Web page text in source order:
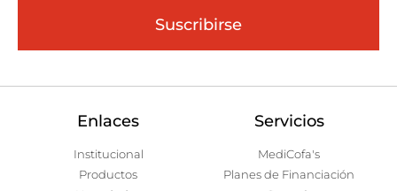
Suscribirse
Enlaces
Institucional
Productos
Servicios
MediCofa's
Planes de Financiación